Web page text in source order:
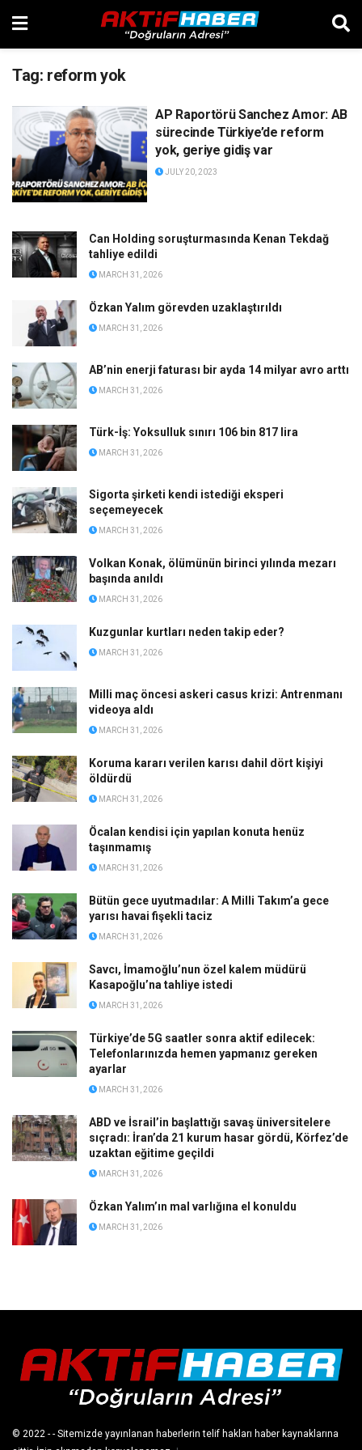
Tag: reform yok
AP Raportörü Sanchez Amor: AB
sürecinde Türkiye’de reform
yok, geriye gidiş var
JULY 20, 2023
Can Holding soruşturmasında Kenan Tekdağ
tahliye edildi
MARCH 31, 2026
Özkan Yalım görevden uzaklaştırıldı
MARCH 31, 2026
AB’nin enerji faturası bir ayda 14 milyar avro arttı
MARCH 31, 2026
Türk-İş: Yoksulluk sınırı 106 bin 817 lira
MARCH 31, 2026
Sigorta şirketi kendi istediği eksperi
seçemeyecek
MARCH 31, 2026
Volkan Konak, ölümünün birinci yılında mezarı
başında anıldı
MARCH 31, 2026
Kuzgunlar kurtları neden takip eder?
MARCH 31, 2026
Milli maç öncesi askeri casus krizi: Antrenmanı
videoya aldı
MARCH 31, 2026
Koruma kararı verilen karısı dahil dört kişiyi
öldürdü
MARCH 31, 2026
Öcalan kendisi için yapılan konuta henüz
taşınmamış
MARCH 31, 2026
Bütün gece uyutmadılar: A Milli Takım’a gece
yarısı havai fişekli taciz
MARCH 31, 2026
Savcı, İmamoğlu’nun özel kalem müdürü
Kasapoğlu’na tahliye istedi
MARCH 31, 2026
Türkiye’de 5G saatler sonra aktif edilecek:
Telefonlarınızda hemen yapmanız gereken
ayarlar
MARCH 31, 2026
ABD ve İsrail’in başlattığı savaş üniversitelere
sıçradı: İran’da 21 kurum hasar gördü, Körfez’de
uzaktan eğitime geçildi
MARCH 31, 2026
Özkan Yalım’ın mal varlığına el konuldu
MARCH 31, 2026
© 2022 - - Sitemizde yayınlanan haberlerin telif hakları haber kaynaklarına